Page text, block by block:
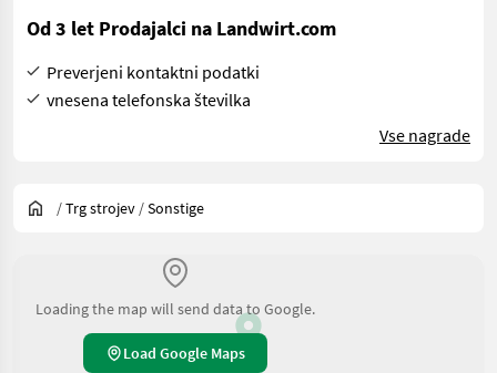
Od 3 let Prodajalci na Landwirt.com
Preverjeni kontaktni podatki
vnesena telefonska številka
Vse nagrade
/Trg strojev /Sonstige
Loading the map will send data to Google.
Load Google Maps